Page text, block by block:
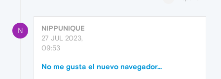
N
NIPPUNIQUE
27 JUL 2023,
09:53
No me gusta el nuevo navegador...